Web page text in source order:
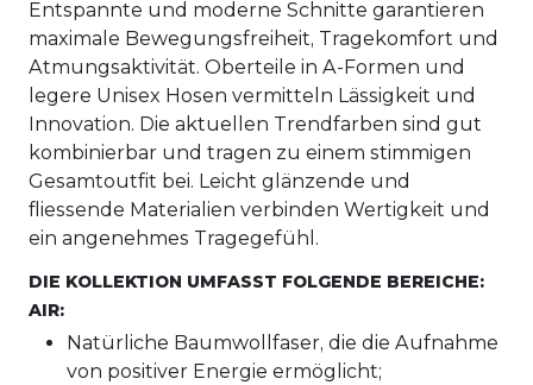
Entspannte und moderne Schnitte garantieren
maximale Bewegungsfreiheit, Tragekomfort und
Atmungsaktivität. Oberteile in A-Formen und
legere Unisex Hosen vermitteln Lässigkeit und
Innovation. Die aktuellen Trendfarben sind gut
kombinierbar und tragen zu einem stimmigen
Gesamtoutfit bei. Leicht glänzende und
fliessende Materialien verbinden Wertigkeit und
ein angenehmes Tragegefühl.
DIE KOLLEKTION UMFASST FOLGENDE BEREICHE:
AIR:
Natürliche Baumwollfaser, die die Aufnahme
von positiver Energie ermöglicht;